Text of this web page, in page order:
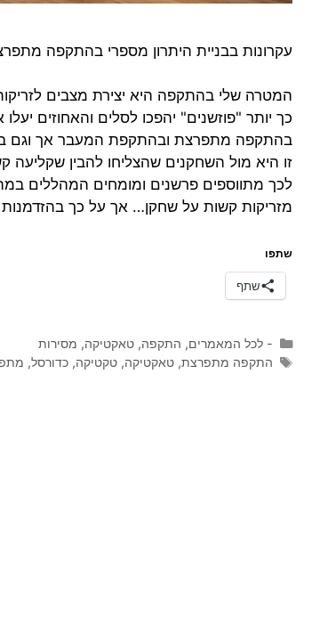
עקרונות בבניית היתרון מספרי בהתקפה
המטרה שלי בהתקפה היא יצירת מצבים
כך יותר "פוזשנים" יהפכו לסלים והאחוזים
בהתקפה מתפרצת ובהתקפת המעבר אך וגם
זו היא מול השחקנים שהצליחו להבין
לכך מתווספים פרשנים ומומחים המהללים
מזריקות קשות על שחקן… אך על כך
שתפו
שתף
קטגוריות
- לכל המאמרים, התקפה, טאקטיקה, מסירות
תגיות
התקפה מתפרצת, טאקטיקה, טקטיקה, כדורסל,